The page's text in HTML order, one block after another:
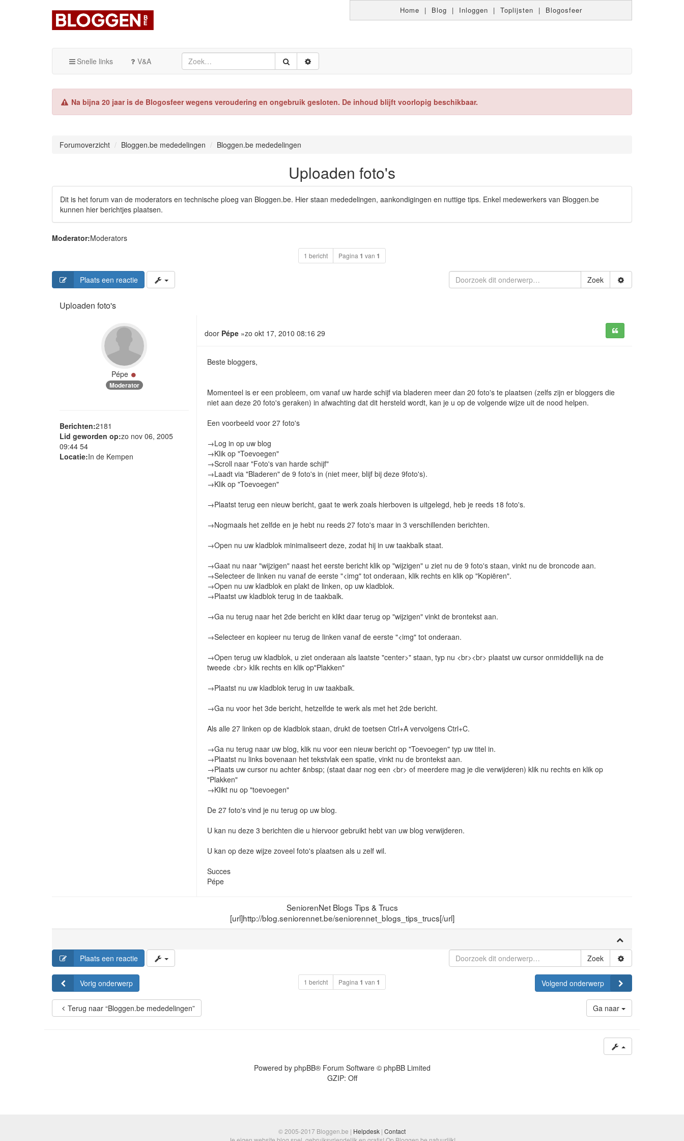
Home | Blog | Inloggen | Toplijsten | Blogosfeer
Snelle links V&A
Na bijna 20 jaar is de Blogosfeer wegens veroudering en ongebruik gesloten. De inhoud blijft voorlopig beschikbaar.
Forumoverzicht Bloggen.be mededelingen Bloggen.be mededelingen
Uploaden foto's
Dit is het forum van de moderators en technische ploeg van Bloggen.be. Hier staan mededelingen, aankondigingen en nuttige tips. Enkel medewerkers van Bloggen.be
kunnen hier berichtjes plaatsen.
Moderator:Moderators
1 bericht Pagina 1 van 1
Plaats een reactie Zoek
Uploaden foto's
Pépe
Moderator
Berichten:2181
Lid geworden op:zo nov 06, 2005
09:44 54
Locatie:In de Kempen
door Pépe »zo okt 17, 2010 08:16 29
Beste bloggers,
Momenteel is er een probleem, om vanaf uw harde schijf via bladeren meer dan 20 foto's te plaatsen (zelfs zijn er bloggers die
niet aan deze 20 foto's geraken) in afwachting dat dit hersteld wordt, kan je u op de volgende wijze uit de nood helpen.
Een voorbeeld voor 27 foto's
→Log in op uw blog
→Klik op "Toevoegen"
→Scroll naar "Foto's van harde schijf"
→Laadt via "Bladeren" de 9 foto's in (niet meer, blijf bij deze 9foto's).
→Klik op "Toevoegen"
→Plaatst terug een nieuw bericht, gaat te werk zoals hierboven is uitgelegd, heb je reeds 18 foto's.
→Nogmaals het zelfde en je hebt nu reeds 27 foto's maar in 3 verschillenden berichten.
→Open nu uw kladblok minimaliseert deze, zodat hij in uw taakbalk staat.
→Gaat nu naar "wijzigen" naast het eerste bericht klik op "wijzigen" u ziet nu de 9 foto's staan, vinkt nu de broncode aan.
→Selecteer de linken nu vanaf de eerste "<img" tot onderaan, klik rechts en klik op "Kopiëren".
→Open nu uw kladblok en plakt de linken, op uw kladblok.
→Plaatst uw kladblok terug in de taakbalk.
→Ga nu terug naar het 2de bericht en klikt daar terug op "wijzigen" vinkt de brontekst aan.
→Selecteer en kopieer nu terug de linken vanaf de eerste "<img" tot onderaan.
→Open terug uw kladblok, u ziet onderaan als laatste "center>" staan, typ nu <br><br> plaatst uw cursor onmiddellijk na de
tweede <br> klik rechts en klik op"Plakken"
→Plaatst nu uw kladblok terug in uw taakbalk.
→Ga nu voor het 3de bericht, hetzelfde te werk als met het 2de bericht.
Als alle 27 linken op de kladblok staan, drukt de toetsen Ctrl+A vervolgens Ctrl+C.
→Ga nu terug naar uw blog, klik nu voor een nieuw bericht op "Toevoegen" typ uw titel in.
→Plaatst nu links bovenaan het tekstvlak een spatie, vinkt nu de brontekst aan.
→Plaats uw cursor nu achter &nbsp; (staat daar nog een <br> of meerdere mag je die verwijderen) klik nu rechts en klik op
"Plakken"
→Klikt nu op "toevoegen"
De 27 foto's vind je nu terug op uw blog.
U kan nu deze 3 berichten die u hiervoor gebruikt hebt van uw blog verwijderen.
U kan op deze wijze zoveel foto's plaatsen als u zelf wil.
Succes
Pépe
SeniorenNet Blogs Tips & Trucs
[url]http://blog.seniorennet.be/seniorennet_blogs_tips_trucs[/url]
Plaats een reactie Zoek
Vorig onderwerp 1 bericht Pagina 1 van 1 Volgend onderwerp
Terug naar “Bloggen.be mededelingen” Ga naar
Powered by phpBB® Forum Software © phpBB Limited
GZIP: Off
© 2005-2017 Bloggen.be | Helpdesk | Contact